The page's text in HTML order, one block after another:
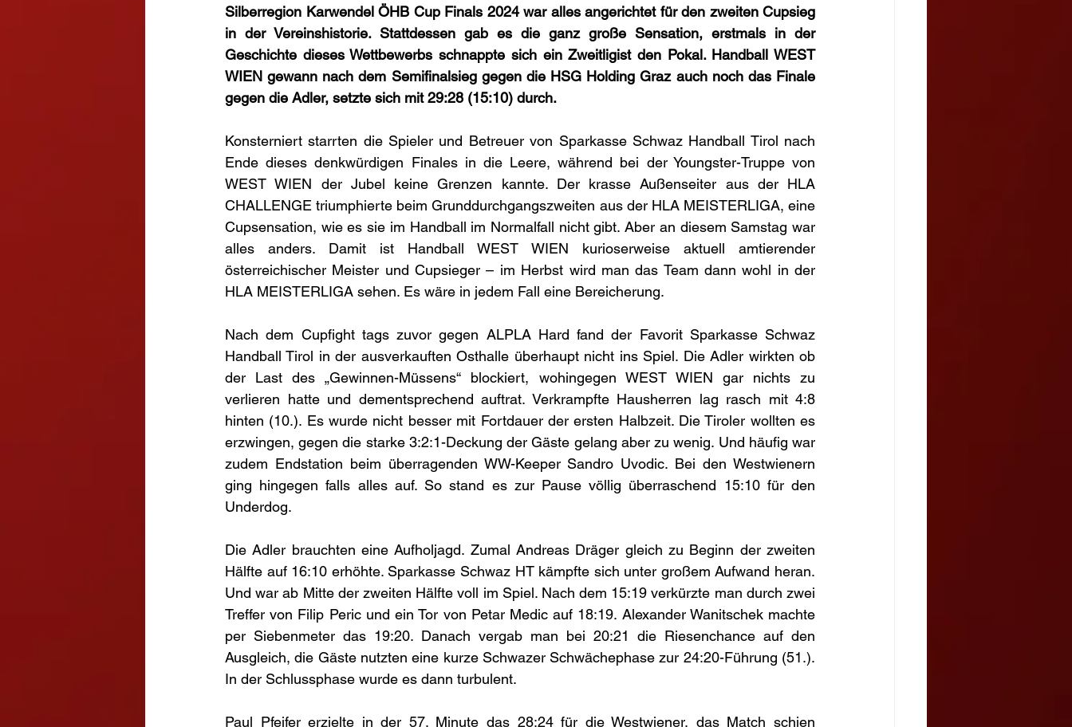
Silberregion Karwendel ÖHB Cup Finals 2024 war alles angerichtet für den zweiten Cupsieg
in der Vereinshistorie. Stattdessen gab es die ganz große Sensation, erstmals in der
Geschichte dieses Wettbewerbs schnappte sich ein Zweitligist den Pokal. Handball WEST
WIEN gewann nach dem Semifinalsieg gegen die HSG Holding Graz auch noch das Finale
gegen die Adler, setzte sich mit 29:28 (15:10) durch.
Konsterniert starrten die Spieler und Betreuer von Sparkasse Schwaz Handball Tirol nach
Ende dieses denkwürdigen Finales in die Leere, während bei der Youngster-Truppe von
WEST WIEN der Jubel keine Grenzen kannte. Der krasse Außenseiter aus der HLA
CHALLENGE triumphierte beim Grunddurchgangszweiten aus der HLA MEISTERLIGA, eine
Cupsensation, wie es sie im Handball im Normalfall nicht gibt. Aber an diesem Samstag war
alles anders. Damit ist Handball WEST WIEN kurioserweise aktuell amtierender
österreichischer Meister und Cupsieger – im Herbst wird man das Team dann wohl in der
HLA MEISTERLIGA sehen. Es wäre in jedem Fall eine Bereicherung.
Nach dem Cupfight tags zuvor gegen ALPLA Hard fand der Favorit Sparkasse Schwaz
Handball Tirol in der ausverkauften Osthalle überhaupt nicht ins Spiel. Die Adler wirkten ob
der Last des „Gewinnen-Müssens“ blockiert, wohingegen WEST WIEN gar nichts zu
verlieren hatte und dementsprechend auftrat. Verkrampfte Hausherren lag rasch mit 4:8
hinten (10.). Es wurde nicht besser mit Fortdauer der ersten Halbzeit. Die Tiroler wollten es
erzwingen, gegen die starke 3:2:1-Deckung der Gäste gelang aber zu wenig. Und häufig war
zudem Endstation beim überragenden WW-Keeper Sandro Uvodic. Bei den Westwienern
ging hingegen falls alles auf. So stand es zur Pause völlig überraschend 15:10 für den
Underdog.
Die Adler brauchten eine Aufholjagd. Zumal Andreas Dräger gleich zu Beginn der zweiten
Hälfte auf 16:10 erhöhte. Sparkasse Schwaz HT kämpfte sich unter großem Aufwand heran.
Und war ab Mitte der zweiten Hälfte voll im Spiel. Nach dem 15:19 verkürzte man durch zwei
Treffer von Filip Peric und ein Tor von Petar Medic auf 18:19. Alexander Wanitschek machte
per Siebenmeter das 19:20. Danach vergab man bei 20:21 die Riesenchance auf den
Ausgleich, die Gäste nutzten eine kurze Schwazer Schwächephase zur 24:20-Führung (51.).
In der Schlussphase wurde es dann turbulent.
Paul Pfeifer erzielte in der 57. Minute das 28:24 für die Westwiener, das Match schien